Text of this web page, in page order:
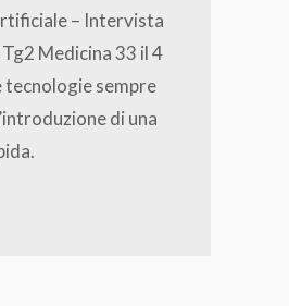
– Intervista
Medicina 33 il 4
tecnologie sempre
di una